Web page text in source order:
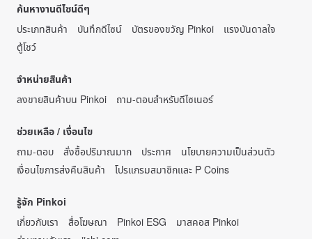
ค้นหางานดีไซน์ดีๆ
ประเภทสินค้า
บันทึกดีไซน์ บัตรของขวัญ Pinkoi
แรงบันดาลใจ
ตู้โชว์
จำหน่ายสินค้า
ลงขายสินค้าบน Pinkoi
ถาม-ตอบสำหรับดีไซเนอร์
ช่วยเหลือ / เงื่อนไข
ถาม-ตอบ
สั่งซื้อปริมาณมาก ประกาศ
นโยบายความเป็นส่วนตัว
เงื่อนไขการส่งคืนสินค้า
โปรแกรมสมาชิกและ P Coins
รู้จัก Pinkoi
เกี่ยวกับเรา
สื่อโฆษณา Pinkoi ESG
มาสคอส Pinkoi